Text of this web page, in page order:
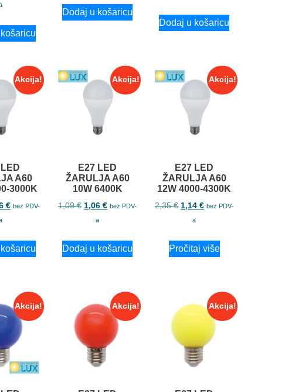
Dodaj u košaricu
Dodaj u košaricu
Akcija!
A60
3000K
€ bez PDV-
Akcija!
E27 LED
ŽARULJA A60
10W 6400K
1,09€ 1,06€ bez PDV-
a
Dodaj u košaricu
Akcija!
E27 LED
ŽARULJA A60
12W 4000-4300K
2,35€ 1,14€ bez PDV-
a
Pročitaj više
Akcija! Akcija! Akcija!